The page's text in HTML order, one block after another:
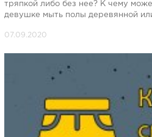
тряпкой либо без нее? К чему
девушке мыть полы деревянной